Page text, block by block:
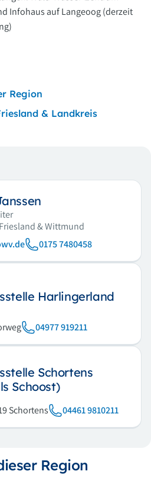
Infohaus auf Langeoog (derzeit
Region
& Landkreis
Region
& Wittmund
0175 7480458
Harlingerland
04977 919211
Schortens
Schoost)
Schortens 04461 9810211